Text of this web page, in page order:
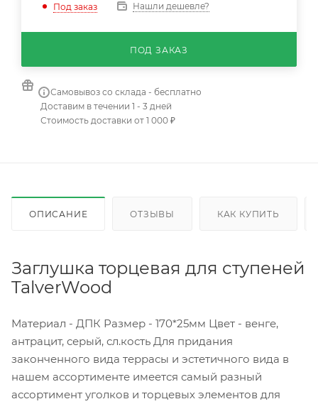
Под заказ Нашли дешевле?
ПОД ЗАКАЗ
Самовывоз со склада - бесплатно
Доставим в течении 1 - 3 дней
Стоимость доставки от 1 000 ₽
ОПИСАНИЕ ОТЗЫВЫ КАК КУПИТЬ
Заглушка торцевая для ступеней
TalverWood
Материал - ДПК Размер - 170*25мм Цвет - венге,
антрацит, серый, сл.кость Для придания
законченного вида террасы и эстетичного вида в
нашем ассортименте имеется самый разный
ассортимент уголков и торцевых элементов для